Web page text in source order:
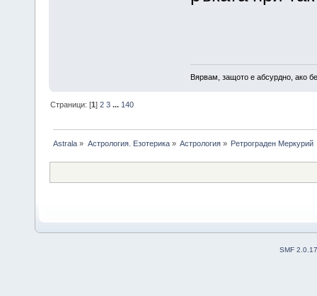
Вярвам, защото е абсурдно, ако
Страници: [1]2 3 ... 140
Astrala » Астрология. Езотерика» Астрология» Ретрограден Меркурий
SMF 2.0.17